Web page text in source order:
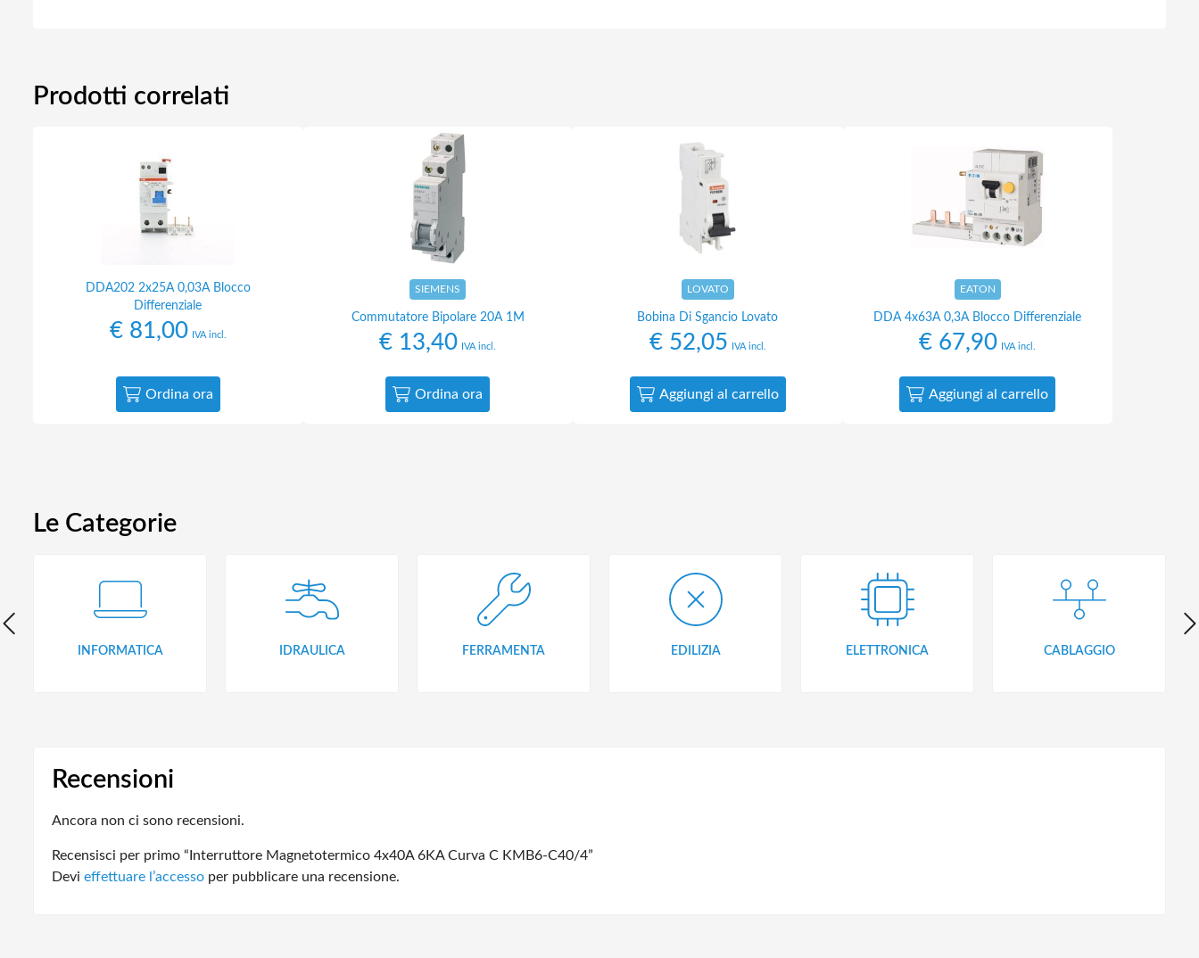
Prodotti correlati
DDA202 2x25A 0,03A Blocco
Differenziale
€81,00 IVA incl.
Ordina ora
SIEMENS
Commutatore Bipolare 20A 1M
€ 13,40 IVA incl.
Ordina ora
LOVATO
Bobina Di Sgancio Lovato
€52,05 IVA incl.
Aggiungi al carrello
EATON
DDA 4x63A 0,3A Blocco Differenziale
€ 67,90 IVA incl.
Aggiungi al carrello
Le Categorie
INFORMATICA IDRAULICA FERRAMENTA EDILIZIA ELETTRONICA CABLAGGIO
Recensioni
Ancora non ci sono recensioni.
Recensisci per primo “Interruttore Magnetotermico 4x40A 6KA Curva C KMB6-C40/4”
Devi effettuare l’accesso per pubblicare una recensione.